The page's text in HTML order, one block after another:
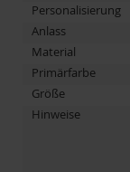
Personalisierung
Anlass
Material
Primärfarbe
Größe
Hinweise